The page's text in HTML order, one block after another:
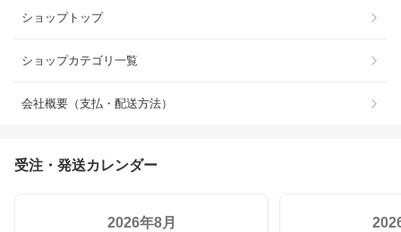
ショップトップ
ショップカテゴリ一覧
会社概要（支払・配送方法）
受注・発送カレンダー
2026年8月